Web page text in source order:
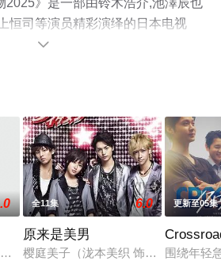
恒司等演员精彩演绎的日本电视
（全10集），手机免费观看高清未
猫或剧情网等平台了解。

ーのロンロンで働く明るくて愛嬌が
全11集 6.0
原来是美男
樱庭美子（泷本美织 饰）从小在福
更新至05集
围绕年轻